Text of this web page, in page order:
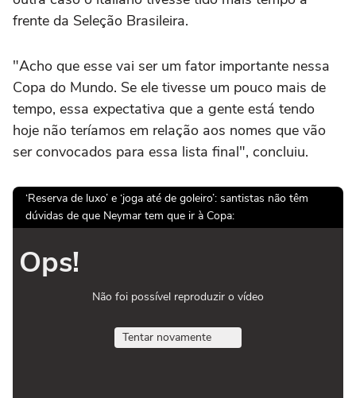
frente da Seleção Brasileira.
"Acho que esse vai ser um fator importante nessa
Copa do Mundo. Se ele tivesse um pouco mais de
tempo, essa expectativa que a gente está tendo
hoje não teríamos em relação aos nomes que vão
ser convocados para essa lista final", concluiu.
‘Reserva de luxo’ e ‘joga até de goleiro’: santistas não têm
dúvidas de que Neymar tem que ir à Copa:
Ops!
Não foi possível reproduzir o vídeo
Tentar novamente